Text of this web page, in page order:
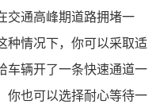
交通高峰期道路拥堵一
种情况下，你可以采取适
车辆开了一条快速通道一
你也可以选择耐心等待一